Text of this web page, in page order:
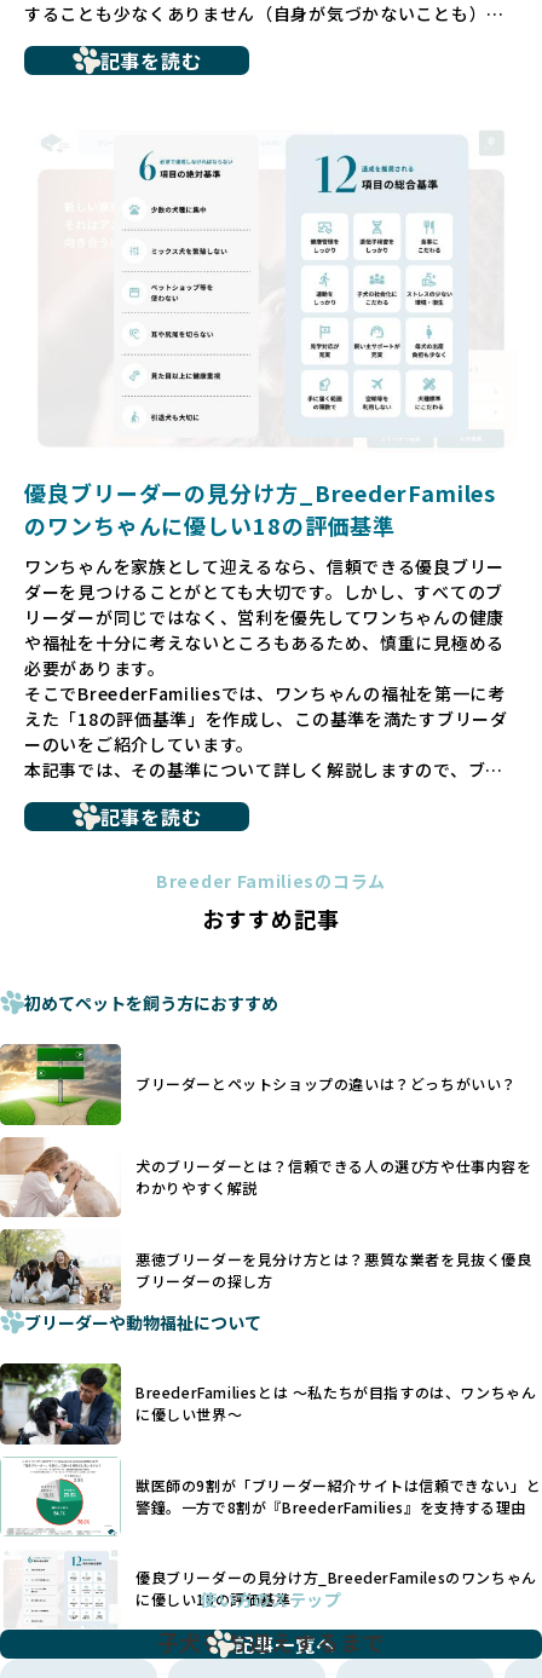
することも少なくありません（自身が気づかないことも）。
ち、健康面や社会性に問題を抱えていたり、またブリーダー
いるというケースもあります。こうした問題は、消費者にと
っても大きな負担であり、ワンちゃん自身にとっても非常に
だからこそ、私たちは正しい情報と安心して選べる場所を提
供すべきだと考えています。BreederFamiliesでは、ワンち
ゃんを家族のように愛する「優良ブリーダー」のみを独自の
厳しい基準で厳選し、その評価基準や評価結果をオープンに
しています。これにより、消費者の皆様が安心して子犬やブ
リーダーを選べる環境を整えています。
そして、消費者の皆様が正しい情報をもとに優良ブリーダー
を求めることで、ワンちゃんを家族のように愛する優良ブリ
ーダーが増え、営利優先の「悪徳ブリーダー」が自然と淘汰
される社会を目指しています。目の前の子犬だけでなく、親
ゃんに優しい世界を築いていきたいと考えています。
長するための環境が十分に整っていない場合が多く、販売ま
での間に過密な環境や長距離移動のストレスを受けることが
少なくありません。このような環境は、健康リスクや社会性
の問題につながりやすく、ワンちゃんにとっても望ましいと
は言えません。
こうした背景から、BreederFamiliesはペットショップを介
さない直接販売を採用するとともに、ペットオークションや
ペットショップを利用するブリーダーの掲載も行ってしませ
ん。
ペットショップを避けた方がいい理由の詳細はこちら
法令レベルの最低基準にとどまっていることが問題です。こ
ものに過ぎず、ワンちゃんの心身の福祉やブリーダーの責任
少なくなく、消費者にとって選択の判断が難しい現状があり
さらに、書類審査のみで掲載が許可されるサイトが多く、実
際の飼育環境やブリーダーの姿勢が見えにくい点も課題で
す。こうしたサイトでは、ブリーダーが記載する情報が主で
あり、実際の現場や日々のケアの状況がわからないため、営
利優先の「悪徳ブリーダー」が含まれるリスクが高まりま
す。
BreederFamiliesでは、ワンちゃんを大切にする「優良ブリ
ーダー」のみを紹介するために、法令を超えた独自の基準を
設け、ブリーダーの理念や飼育環境の厳格なチェックを行っ
ています。
一部の営利優先のブリーディングでは、母犬の出産負担を考
えずに大量繁殖が行われ、親犬が心身ともに疲弊するケース
が見られます。さらに、コストカットのために食事を減らし
たり、栄養のない食事を与える、適切な健康管理が行われな
いなど、ワンちゃんの健康と福祉が犠牲にされることも少な
くありません。
また、健康リスクが予測しづらいミックス犬の繁殖や、愛情
が行き届かない多頭飼育等も問題です。これらのブリーディ
ング手法は、ワンちゃんの福祉を無視し、利益のみを追求す
るブリーダーによるものが多く、消費者にとっても深刻な課
題となっています。
BreederFamiliesでは、こうしたワンちゃんに優しくないブ
リーディングをなくすため、すべてのワンちゃんを家族のよ
うに大切に飼育・繁殖を行っている「優良ブリーダー」のみ
記事を読む
優良ブリーダーの見分け方_BreederFamiles
のワンちゃんに優しい18の評価基準
ワンちゃんを家族として迎えるなら、信頼できる優良ブリー
ダーを見つけることがとても大切です。しかし、すべてのブ
リーダーが同じではなく、営利を優先してワンちゃんの健康
や福祉を十分に考えないところもあるため、慎重に見極める
必要があります。
そこでBreederFamiliesでは、ワンちゃんの福祉を第一に考
えた「18の評価基準」を作成し、この基準を満たすブリーダ
ーのいをご紹介しています。
本記事では、その基準について詳しく解説しますので、ブリ
に断尾（しっぽを切る）や断耳（耳を切る）が行われている
ことがあります。
これは痛みを伴う処置で、ワンちゃんの身体的な負担が大き
手段でもあるため、切断されることで他の犬や人間との意思
ヨーロッパ諸国ではこうした処置が禁止されている一方で、
日本ではいまだ行われる場合があります。
優良ブリーダーは動物福祉を優先し、ワンちゃんの自然な姿
を大切にするため断尾・断耳を行いません。
一方、営利優先ブリーダーでは「見た目が良く売れやすい」
ことを理由に断尾や断耳を行うことがあり、中には麻酔なし
で処置するケースも見受けられます。
「耳やしっぽを切らない」詳細はこちら
犬種ごとに異なる健康リスクや育て方のポイントを理解し、
適切に対応するためには、深い知識と豊富な経験が欠かせま
せん。現在、犬種は200種類以上あり、それぞれに特有の健康
たとえば、パグは呼吸器系のトラブルを抱えやすく、ラブラ
ドール・レトリバーには股関節形成不全への注意が必要で
す。このような犬種ごとの違いを熟知し、適切なケアを提供
できるかどうかは、ブリーダーの専門性に大きく関わりま
す。
優良ブリーダーは、少数の犬種（一般的に3種以内）に絞って
繁殖を行い、各犬種の特徴を熟知しています。これにより、
犬種ごとの健康管理や繁殖において質の高いケアを提供する
ことが可能です。
一方、営利優先ブリーダーは流行や需要に応じて扱う犬種を
増やす傾向があり、犬種ごとに異なる健康問題や適切な育成
環境を十分に考慮しない場合があります。こうしたブリーダ
記事を読む
Breeder Familiesのコラム
おすすめ記事
初めてペットを飼う方におすすめ
ブリーダーとペットショップの違いは？どっちがいい？
犬のブリーダーとは？信頼できる人の選び方や仕事内容を
わかりやすく解説
悪徳ブリーダーを見分け方とは？悪質な業者を見抜く優良
ブリーダーの探し方
ブリーダーや動物福祉について
BreederFamiliesとは 〜私たちが目指すのは、ワンちゃん
に優しい世界〜
獣医師の9割が「ブリーダー紹介サイトは信頼できない」と
警鐘。一方で8割が『BreederFamilies』を支持する理由
優良ブリーダーの見分け方_BreederFamilesのワンちゃん
に優しい18の評価基準
記事一覧へ
使い方のステップ
子犬をお迎えするまで